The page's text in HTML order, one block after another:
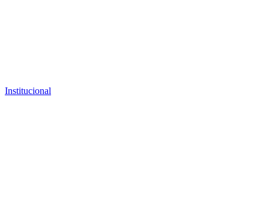
Institucional